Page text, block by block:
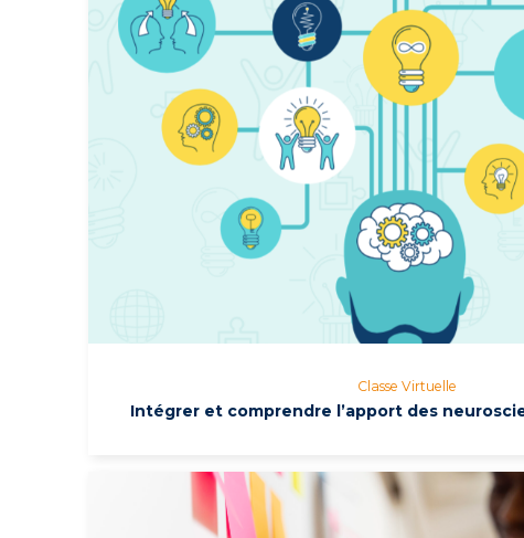
Classe Virtuelle
Intégrer et comprendre l’apport des